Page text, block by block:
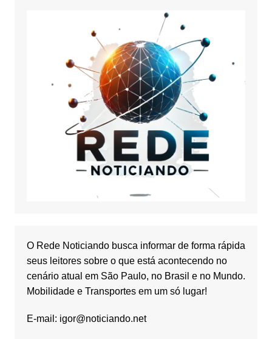
O Rede Noticiando busca informar de forma rápida
seus leitores sobre o que está acontecendo no
cenário atual em São Paulo, no Brasil e no Mundo.
Mobilidade e Transportes em um só lugar!
E-mail: igor@noticiando.net